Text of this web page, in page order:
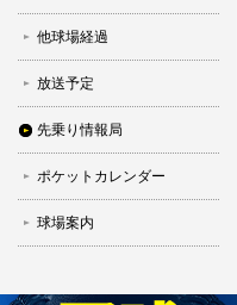
他球場経過
放送予定
先乗り情報局
ポケットカレンダー
球場案内